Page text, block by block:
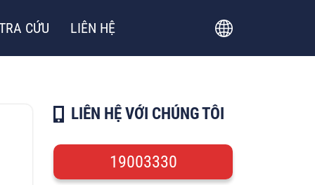
CỨU LIÊN HỆ
LIÊN HỆ VỚI CHÚNG TÔI
19003330